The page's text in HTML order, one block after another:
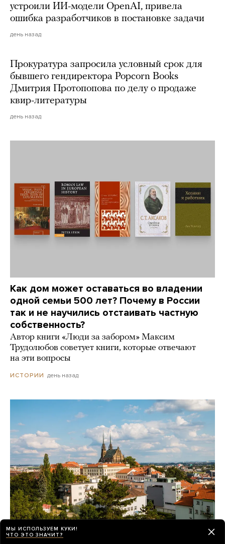
устроили ИИ-модели OpenAI, привела
ошибка разработчиков в постановке задачи
день назад
Прокуратура запросила условный срок для
бывшего гендиректора Popcorn Books
Дмитрия Протопопова по делу о продаже
квир-литературы
день назад
Как дом может оставаться во владении
одной семьи 500 лет? Почему в России
так и не научились отстаивать частную
собственность?
Автор книги «Люди за забором» Максим
Трудолюбов советует книги, которые отвечают
на эти вопросы
ИСТОРИИ день назад
МЫ ИСПОЛЬЗУЕМ КУКИ!
ЧТО ЭТО ЗНАЧИТ?